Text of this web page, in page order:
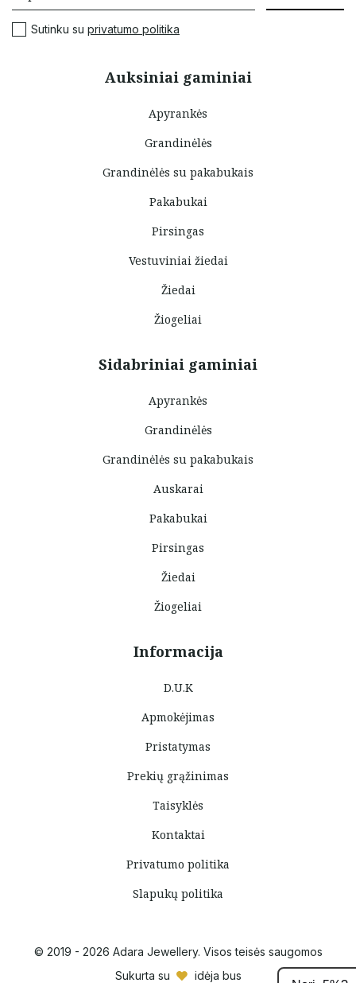
Auksiniai gaminiai
Apyrankės
Grandinėlės
Grandinėlės su pakabukais
Pakabukai
Pirsingas
Vestuviniai žiedai
Žiedai
Žiogeliai
Sidabriniai gaminiai
Apyrankės
Grandinėlės
Grandinėlės su pakabukais
Auskarai
Pakabukai
Pirsingas
Žiedai
Žiogeliai
Informacija
D.U.K
Apmokėjimas
Pristatymas
Prekių grąžinimas
Taisyklės
Kontaktai
Privatumo politika
Slapukų politika
Sutinku su privatumo politika
© 2019 - 2026 Adara Jewellery. Visos teisės saugomos
Sukurta su
idėja bus